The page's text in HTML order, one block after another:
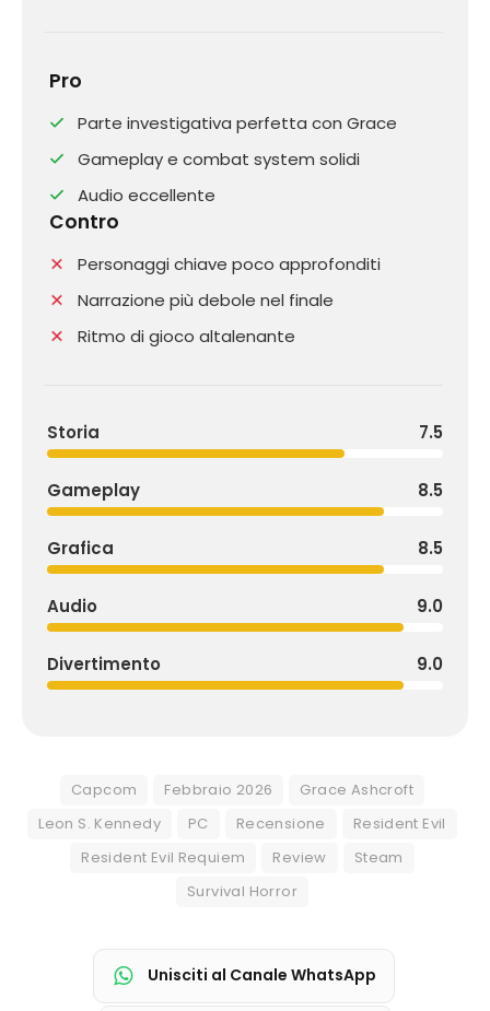
Pro
Parte investigativa perfetta con Grace
Gameplay e combat system solidi
Audio eccellente
Contro
Personaggi chiave poco approfonditi
Narrazione più debole nel finale
Ritmo di gioco altalenante
Storia 7.5
Gameplay 8.5
Grafica 8.5
Audio 9.0
Divertimento 9.0
Capcom Febbraio 2026
Grace Ashcroft
Leon S. Kennedy
PC Recensione
Resident Evil
Resident Evil Requiem
Review
Steam
Survival Horror
Unisciti al Canale WhatsApp